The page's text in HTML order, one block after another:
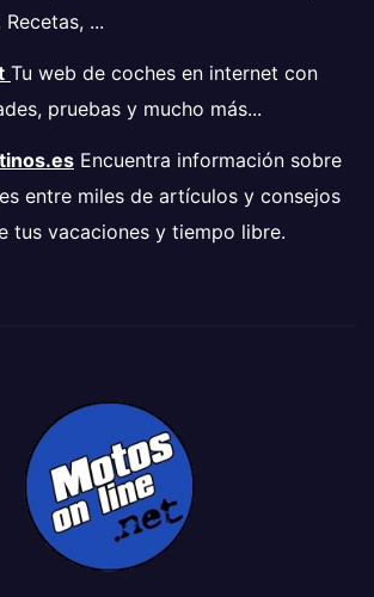
...
Tu web de coches en internet con
pruebas y mucho más...
Encuentra información sobre
entre miles de artículos y consejos
tus vacaciones y tiempo libre.